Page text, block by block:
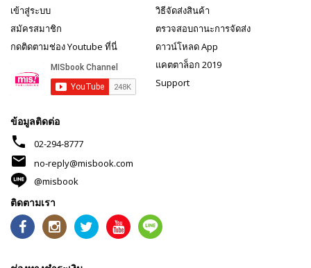
เข้าสู่ระบบ
สมัครสมาชิก
กดติดตามช่อง Youtube ที่นี่
วิธีจัดส่งสินค้า
ตรวจสอบถานะการจัดส่ง
ดาวน์โหลด App
แคตตาล็อก 2019
Support
ข้อมูลติดต่อ
phone 02-294-8777
mail
no-reply@misbook.com
@misbook
ติดตามเรา